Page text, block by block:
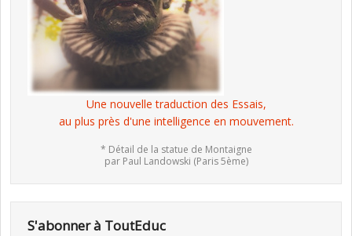
Une nouvelle traduction des Essais,
au plus près d'une intelligence en mouvement.
* Détail de la statue de Montaigne
par Paul Landowski (Paris 5ème)
S'abonner à ToutEduc